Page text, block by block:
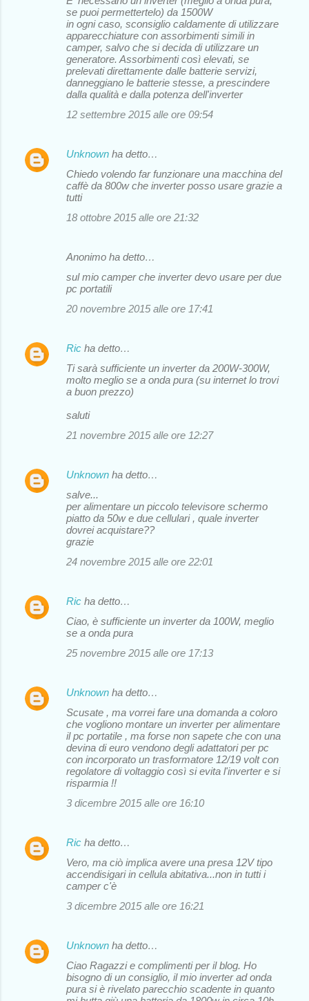
se puoi permettertelo) da 1500W
in ogni caso, sconsiglio caldamente di utilizzare
apparecchiature con assorbimenti simili in
camper, salvo che si decida di utilizzare un
generatore. Assorbimenti così elevati, se
prelevati direttamente dalle batterie servizi,
danneggiano le batterie stesse, a prescindere
dalla qualità e dalla potenza dell'inverter
12 settembre 2015 alle ore 09:54
Unknown ha detto…
Chiedo volendo far funzionare una macchina del
caffè da 800w che inverter posso usare grazie a
tutti
18 ottobre 2015 alle ore 21:32
Anonimo ha detto…
sul mio camper che inverter devo usare per due
pc portatili
20 novembre 2015 alle ore 17:41
Ric ha detto…
Ti sarà sufficiente un inverter da 200W-300W,
molto meglio se a onda pura (su internet lo trovi
a buon prezzo)
saluti
21 novembre 2015 alle ore 12:27
Unknown ha detto…
salve...
per alimentare un piccolo televisore schermo
piatto da 50w e due cellulari , quale inverter
dovrei acquistare??
grazie
24 novembre 2015 alle ore 22:01
Ric ha detto…
Ciao, è sufficiente un inverter da 100W, meglio
se a onda pura
25 novembre 2015 alle ore 17:13
Unknown ha detto…
Scusate , ma vorrei fare una domanda a coloro
che vogliono montare un inverter per alimentare
il pc portatile , ma forse non sapete che con una
devina di euro vendono degli adattatori per pc
con incorporato un trasformatore 12/19 volt con
regolatore di voltaggio così si evita l'inverter e si
risparmia !!
3 dicembre 2015 alle ore 16:10
Ric ha detto…
Vero, ma ciò implica avere una presa 12V tipo
accendisigari in cellula abitativa...non in tutti i
camper c'è
3 dicembre 2015 alle ore 16:21
Unknown ha detto…
Ciao Ragazzi e complimenti per il blog. Ho
bisogno di un consiglio, il mio inverter ad onda
pura si è rivelato parecchio scadente in quanto